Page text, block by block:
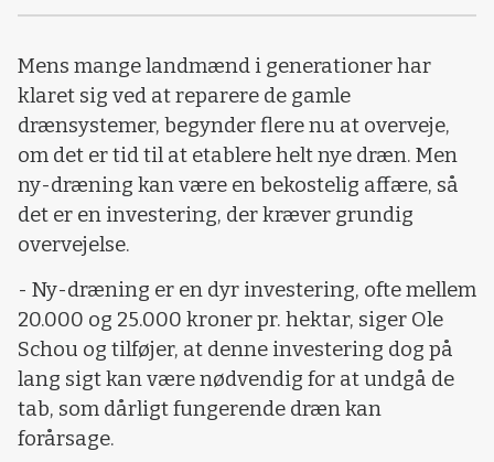
Mens mange landmænd i generationer har
klaret sig ved at reparere de gamle
drænsystemer, begynder flere nu at overveje,
om det er tid til at etablere helt nye dræn. Men
ny-dræning kan være en bekostelig affære, så
det er en investering, der kræver grundig
overvejelse.
- Ny-dræning er en dyr investering, ofte mellem
20.000 og 25.000 kroner pr. hektar, siger Ole
Schou og tilføjer, at denne investering dog på
lang sigt kan være nødvendig for at undgå de
tab, som dårligt fungerende dræn kan
forårsage.